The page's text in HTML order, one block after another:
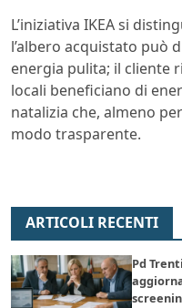
L’iniziativa IKEA si
l’albero acquistato può
energia pulita; il cliente
locali beneficiano di
natalizia che, almeno
modo trasparente.
ARTICOLI RECENTI
Pd